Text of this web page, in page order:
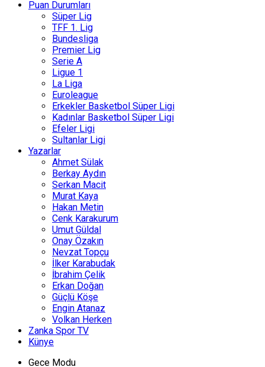
Puan Durumları
Süper Lig
TFF 1. Lig
Bundesliga
Premier Lig
Serie A
Ligue 1
La Liga
Euroleague
Erkekler Basketbol Süper Ligi
Kadınlar Basketbol Süper Ligi
Efeler Ligi
Sultanlar Ligi
Yazarlar
Ahmet Sülak
Berkay Aydın
Serkan Macit
Murat Kaya
Hakan Metin
Cenk Karakurum
Umut Güldal
Onay Özakın
Nevzat Topçu
İlker Karabudak
İbrahim Çelik
Erkan Doğan
Güçlü Köşe
Engin Atanaz
Volkan Herken
Zanka Spor TV
Künye
Gece Modu